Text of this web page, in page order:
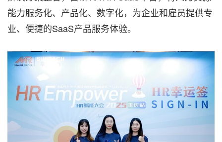
能力服务化、产品化、数字化，为企业和雇员提供专
业、便捷的SaaS产品服务体验。